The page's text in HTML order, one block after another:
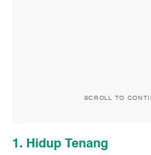
SCROLL TO
1. Hidup Tenang